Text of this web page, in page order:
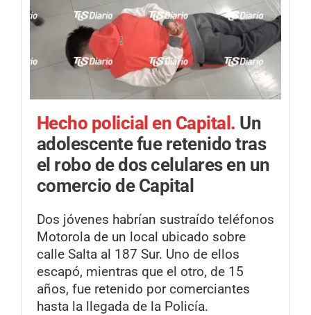
Hecho policial en Capital. Un
adolescente fue retenido tras
el robo de dos celulares en un
comercio de Capital
Dos jóvenes habrían sustraído teléfonos
Motorola de un local ubicado sobre
calle Salta al 187 Sur. Uno de ellos
escapó, mientras que el otro, de 15
años, fue retenido por comerciantes
hasta la llegada de la Policía.